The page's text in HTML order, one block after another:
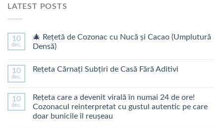
LATEST POSTS
10
dec.
🎄 Rețetă de Cozonac cu Nucă și Cacao (Umplutură
Densă)
10
dec.
Rețeta Cărnați Subțiri de Casă Fără Aditivi
10
dec.
Rețeta care a devenit virală în numai 24 de ore!
Cozonacul reinterpretat cu gustul autentic pe care
doar bunicile îl reușeau